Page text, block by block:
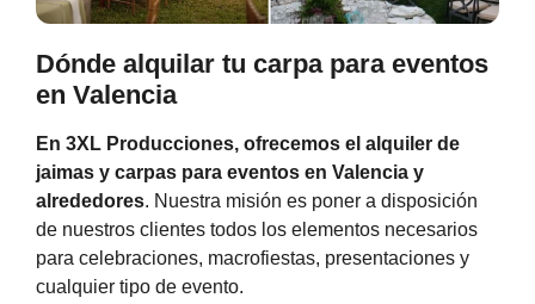
Dónde alquilar tu carpa para eventos
en Valencia
En 3XL Producciones, ofrecemos el alquiler de
jaimas y carpas para eventos en Valencia y
alrededores. Nuestra misión es poner a disposición
de nuestros clientes todos los elementos necesarios
para celebraciones, macrofiestas, presentaciones y
cualquier tipo de evento.